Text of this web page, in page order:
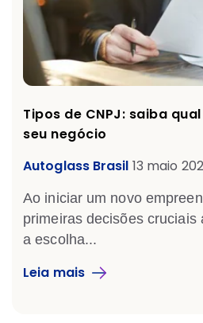
Tipos de CNPJ: saiba
seu negócio
Autoglass Brasil 13 maio
Ao iniciar um novo
primeiras decisões cruciais
a escolha...
Leia mais